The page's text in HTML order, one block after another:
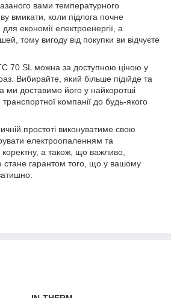
вами температурного
вмикати, коли підлога почне
економії електроенергії, а
тому вигоду від покупки ви відчуєте
70 SL можна за доступною ціною у
Вибирайте, який більше підійде та
ми доставимо його у найкоротші
компанії до будь-якого
простоті виконуватиме свою
електроопаленням та
а також, що важливо,
стане гарантом того, що у вашому